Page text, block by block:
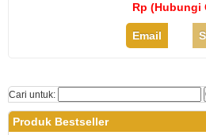
Rp (Hubungi
Email
Cari untuk:
Produk Bestseller